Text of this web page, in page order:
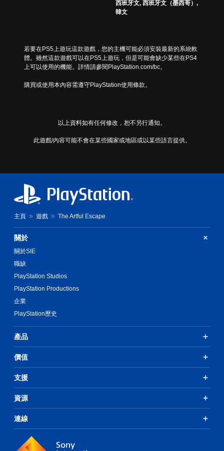
西班牙文, 西班牙文（墨西哥）,
韓文
若要在PS5上遊玩這款遊戲，您的主機可能必須安裝最新的系統軟
體。雖然這款遊戲可以在PS5上遊玩，但是可能會缺少某些在PS4
上可以使用的機能。詳情請參閱PlayStation.com/bc。
購買或使用本內容需遵守PlayStation使用條款。
以上資料如有任何修改，恕不另行通知。
此遊戲/內容可能不會在某些國家或地區或以某些語言提供。
主頁 遊戲 The Artful Escape
關於
關於SIE
職缺
PlayStation Studios
PlayStation Productions
企業
PlayStation歷史
產品
價值
支援
資源
連線